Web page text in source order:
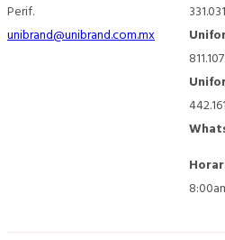
Perif.
unibrand@unibrand.com.mx